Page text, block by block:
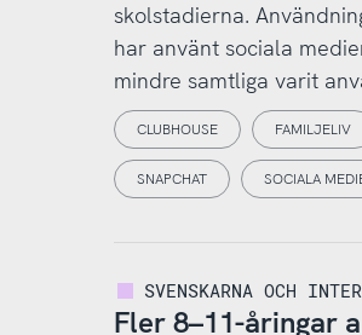
skolstadierna.
har använt sociala
mindre samtliga varit
CLUBHOUSE FAMILJELIV
SNAPCHAT SOCIALA
SVENSKARNA OCH
Fler 8–11-åringar